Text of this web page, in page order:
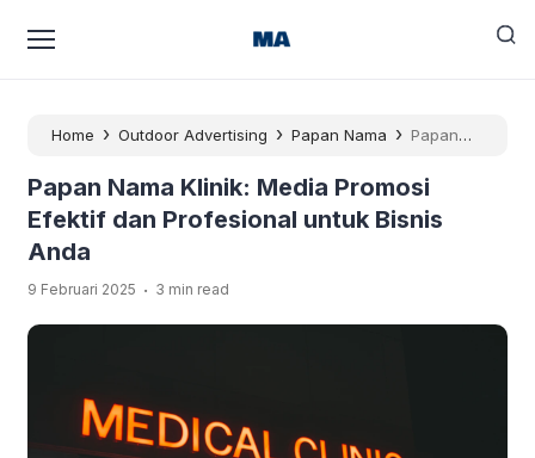
Home › Outdoor Advertising › Papan Nama › Papan
Bisnis Anda
Papan Nama Klinik: Media Promosi
Efektif dan Profesional untuk Bisnis
Anda
9 Februari 2025 . 3 min read